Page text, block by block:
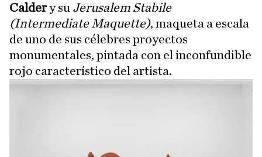
Caldery su Jerusalem Stabile
(Intermediate Maquette), maqueta a escala
de uno de sus célebres proyectos
monumentales, pintada con el inconfundible
rojo característico del artista.